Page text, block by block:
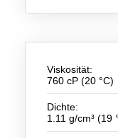
Toxizität
Über Uns
Viskosität:
760 cP (20 °C)
Dichte:
1.11 g/cm³ (19